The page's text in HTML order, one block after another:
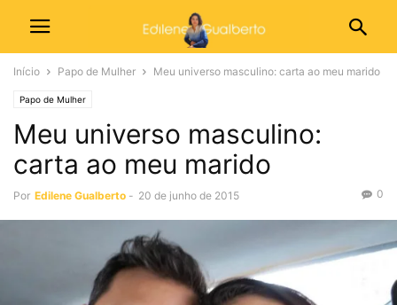
Início Papo de Mulher Meu universo masculino: carta ao meu marido
Papo de Mulher
Meu universo masculino:
carta ao meu marido
Por Edilene Gualberto - 20 de junho de 2015 0